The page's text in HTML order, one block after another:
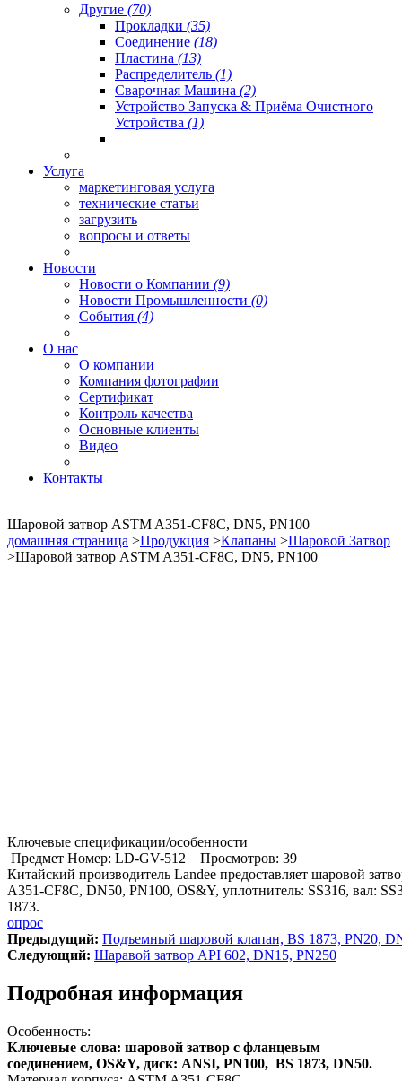
Другие (70)
Прокладки (35)
Соединение (18)
Пластина (13)
Распределитель (1)
Сварочная Машина (2)
Устройство Запуска & Приёма Очистного
Устройства (1)
Услуга
маркетинговая услуга
технические статьи
загрузить
вопросы и ответы
Новости
Новости о Компании (9)
Новости Промышленности (0)
События (4)
О нас
О компании
Компания фотографии
Сертификат
Контроль качества
Основные клиенты
Видео
Контакты
Шаровой затвор ASTM A351-CF8C, DN5, PN100
домашняя страница >Продукция >Клапаны >Шаровой Затвор
>Шаровой затвор ASTM A351-CF8C, DN5, PN100
Ключевые спецификации/особенности
Предмет Номер: LD-GV-512
Просмотров: 39
Китайский производитель Landee предоставляет шаровой
A351-CF8C, DN50, PN100, OS&Y, уплотнитель: SS316, вал:
1873.
опрос
Предыдущий: Подъемный шаровой клапан, BS 1873, PN20,
Cледующий: Шаравой затвор API 602, DN15, PN250
Подробная информация
Особенность:
Ключевые слова: шаровой затвор с фланцевым
соединением, OS&Y, диск: ANSI, PN100, BS 1873, DN50.